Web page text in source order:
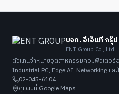
บจก. อีเอ็นที กรุ๊ป
ENT Group Co., Ltd.
ตัวแทนจำหน่ายอุตสาหกรรมคอมพิวเตอร์อ
Industrial PC, Edge AI, Networking แล
02-045-6104
ดูแผนที่ Google Maps